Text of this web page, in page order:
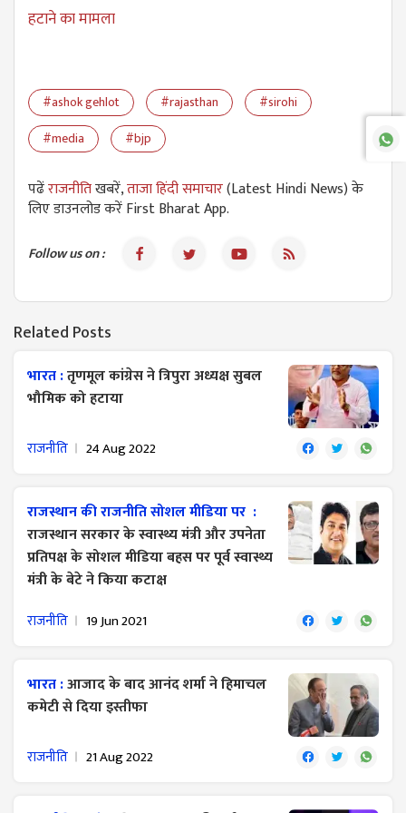
हटाने का मामला
#ashok gehlot #rajasthan
#sirohi
#media
#bjp
पढेंराजनीतिखबरें,ताजा हिंदी समाचार(Latest Hindi News) के
लिए डाउनलोड करें First Bharat App.
Follow us on :
Related Posts
भारत :तृणमूल कांग्रेस ने त्रिपुरा अध्यक्ष सुबल
भौमिक को हटाया
राजनीति 24 Aug 2022
राजस्थान की राजनीति सोशल मीडिया पर :
राजस्थान सरकार के स्वास्थ्य मंत्री और उपनेता
प्रतिपक्ष के सोशल मीडिया बहस पर पूर्व स्वास्थ्य
मंत्री के बेटे ने किया कटाक्ष
राजनीति 19 Jun 2021
भारत :आजाद के बाद आनंद शर्मा ने हिमाचल
कमेटी से दिया इस्तीफा
राजनीति 21 Aug 2022